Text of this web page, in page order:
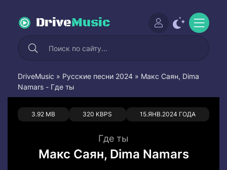
DriveMusic
DriveMusic » Русские песни 2024 » Макс Саян, Dima
Namars - Где ты
3.92 MB 320 KBPS 15.ЯНВ.2024 ГОДА
0 0
Где ты
Макс Саян, Dima Namars